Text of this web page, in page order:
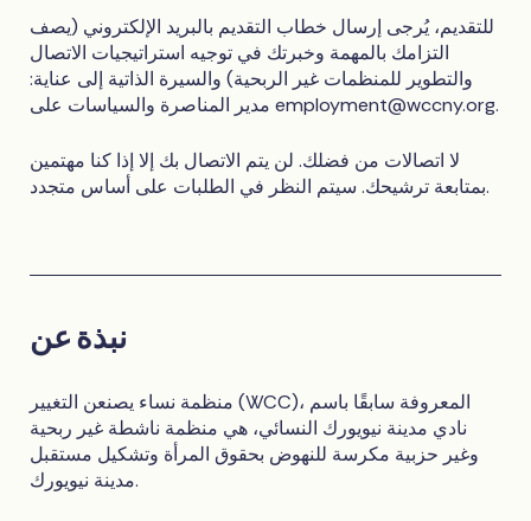
للتقديم، يُرجى إرسال خطاب التقديم بالبريد الإلكتروني (يصف
التزامك بالمهمة وخبرتك في توجيه استراتيجيات الاتصال
والتطوير للمنظمات غير الربحية) والسيرة الذاتية إلى عناية:
مدير المناصرة والسياسات علىemployment@wccny.org.
لا اتصالات من فضلك. لن يتم الاتصال بك إلا إذا كنا مهتمين
بمتابعة ترشيحك. سيتم النظر في الطلبات على أساس متجدد.
نبذة عن
منظمة نساء يصنعن التغيير (WCC)، المعروفة سابقًا باسم
نادي مدينة نيويورك النسائي، هي منظمة ناشطة غير ربحية
وغير حزبية مكرسة للنهوض بحقوق المرأة وتشكيل مستقبل
مدينة نيويورك.